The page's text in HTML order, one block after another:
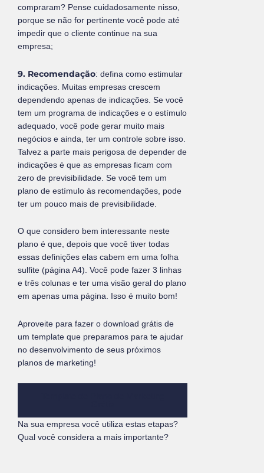
compraram? Pense cuidadosamente nisso,
porque se não for pertinente você pode até
impedir que o cliente continue na sua
empresa;
9. Recomendação: defina como estimular
indicações. Muitas empresas crescem
dependendo apenas de indicações. Se você
tem um programa de indicações e o estímulo
adequado, você pode gerar muito mais
negócios e ainda, ter um controle sobre isso.
Talvez a parte mais perigosa de depender de
indicações é que as empresas ficam com
zero de previsibilidade. Se você tem um
plano de estímulo às recomendações, pode
ter um pouco mais de previsibilidade.
O que considero bem interessante neste
plano é que, depois que você tiver todas
essas definições elas cabem em uma folha
sulfite (página A4). Você pode fazer 3 linhas
e três colunas e ter uma visão geral do plano
em apenas uma página. Isso é muito bom!
Aproveite para fazer o download grátis de
um template que preparamos para te ajudar
no desenvolvimento de seus próximos
planos de marketing!
Na sua empresa você utiliza estas etapas?
Qual você considera a mais importante?